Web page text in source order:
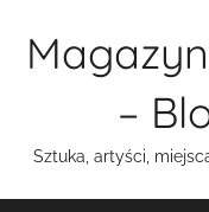
–
Sztuka, artyści,